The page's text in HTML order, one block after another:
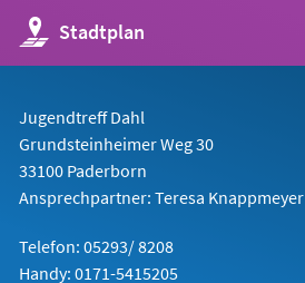
Stadtplan
(Öffnet
in
einem
Tab)
Jugendtreff Dahl
Grundsteinheimer Weg 30
33100 Paderborn
Ansprechpartner: Teresa Knappmeyer
Telefon: 05293/ 8208
Handy: 0171-5415205